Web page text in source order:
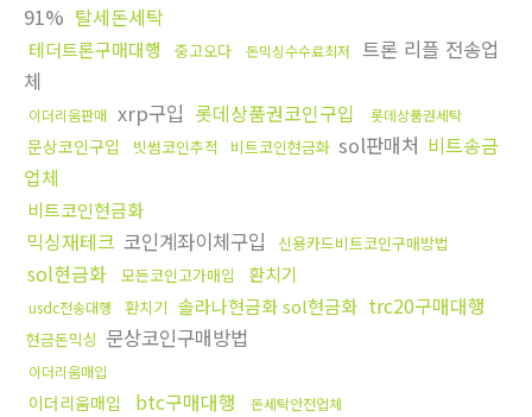
91% 탈세돈세탁
테더트론구매대행 중고오다 돈믹싱수수료최저
트론 리플 전송업
체
이더리움판매 xrp구입 롯데상품권코인구입 롯데상품권세탁
문상코인구입 빗썸코인추적 비트코인현금화 sol판매처 비트송금
업체
비트코인현금화
믹싱재테크 코인계좌이체구입 신용카드비트코인구매방법
sol현금화 모든코인고가매입 환치기
usdc전송대행 환치기 솔라나현금화 sol현금화 trc20구매대행
현금돈믹싱 문상코인구매방법
이더리움매입
이더리움매입 btc구매대행 돈세탁안전업체